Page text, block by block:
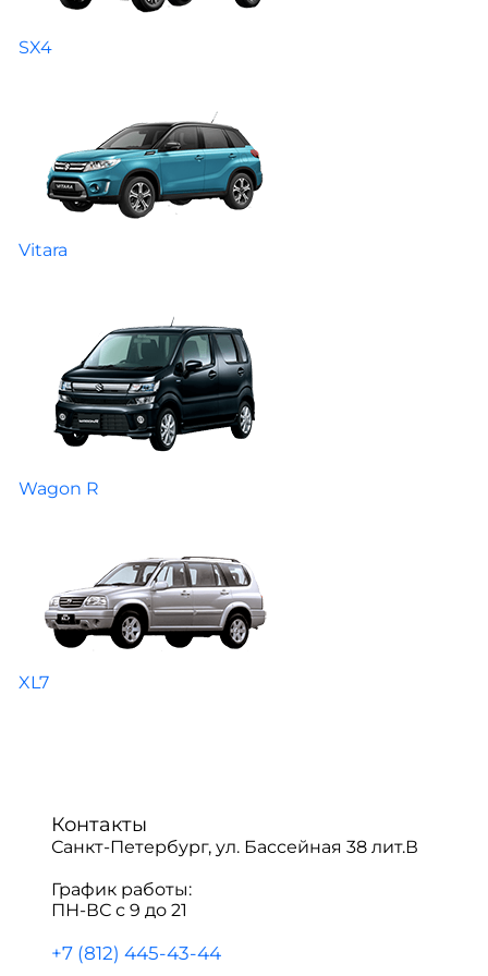
SX4
Vitara
Wagon R
XL7
Контакты
Санкт-Петербург, ул. Бассейная 38 лит.В
График работы:
ПН-ВС с 9 до 21
+7 (812) 445-43-44